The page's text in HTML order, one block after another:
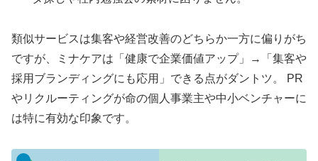
類似サービスは集客や経営改善のどちらか一方に偏りがち
ですが、ミナケアは「健康で企業価値アップ」→「集客や
採用ブランディングにも応用」できる点がダントツ。 PR
やリクルーティングが命の個人事業主や中小ベンチャーに
は特に有効な印象です。